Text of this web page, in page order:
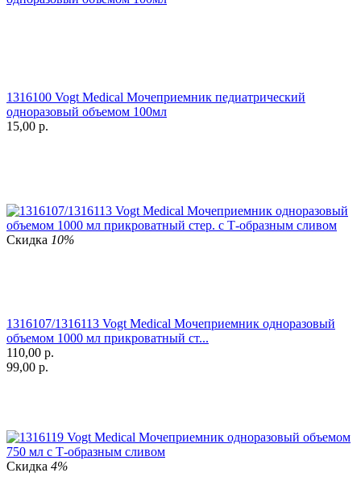
1316100 Vogt Medical Мочеприемник педиатрический
одноразовый объемом 100мл
15,00 р.
Скидка 10%
1316107/1316113 Vogt Medical Мочеприемник одноразовый
объемом 1000 мл прикроватный ст...
110,00 р.
99,00 р.
Скидка 4%